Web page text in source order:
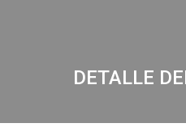
DETALLE